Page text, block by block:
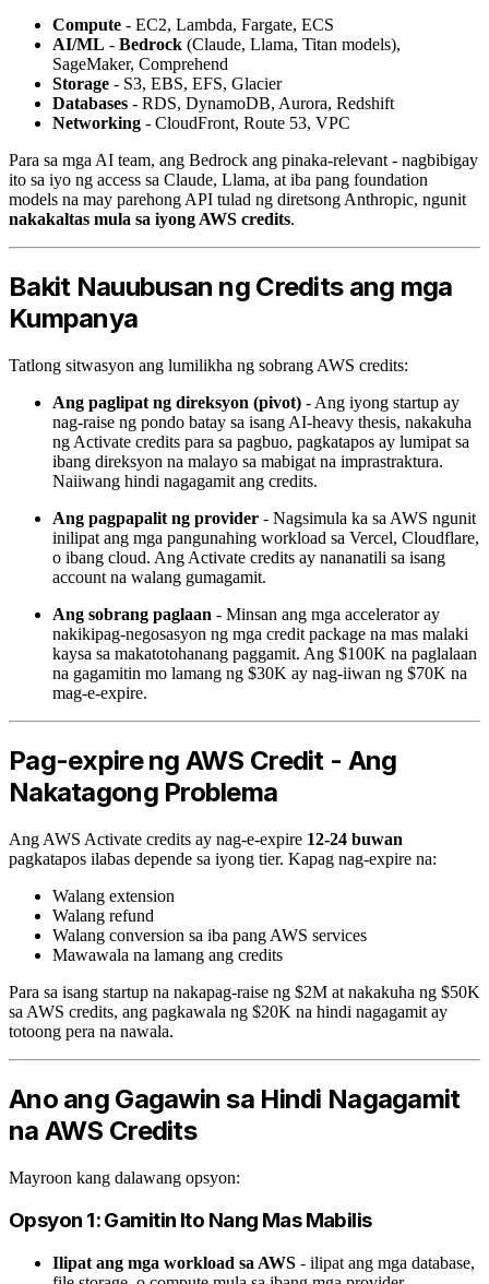
Compute - EC2, Lambda, Fargate, ECS
AI/ML - Bedrock (Claude, Llama, Titan models),
SageMaker, Comprehend
Storage - S3, EBS, EFS, Glacier
Databases - RDS, DynamoDB, Aurora, Redshift
Networking - CloudFront, Route 53, VPC
Para sa mga AI team, ang Bedrock ang pinaka-relevant - nagbibigay
ito sa iyo ng access sa Claude, Llama, at iba pang foundation
models na may parehong API tulad ng diretsong Anthropic, ngunit
nakakaltas mula sa iyong AWS credits.
Bakit Nauubusan ng Credits ang mga
Kumpanya
Tatlong sitwasyon ang lumilikha ng sobrang AWS credits:
Ang paglipat ng direksyon (pivot) - Ang iyong startup ay
nag-raise ng pondo batay sa isang AI-heavy thesis, nakakuha
ng Activate credits para sa pagbuo, pagkatapos ay lumipat sa
ibang direksyon na malayo sa mabigat na imprastraktura.
Naiiwang hindi nagagamit ang credits.
Ang pagpapalit ng provider - Nagsimula ka sa AWS ngunit
inilipat ang mga pangunahing workload sa Vercel, Cloudflare,
o ibang cloud. Ang Activate credits ay nananatili sa isang
account na walang gumagamit.
Ang sobrang paglaan - Minsan ang mga accelerator ay
nakikipag-negosasyon ng mga credit package na mas malaki
kaysa sa makatotohanang paggamit. Ang $100K na paglalaan
na gagamitin mo lamang ng $30K ay nag-iiwan ng $70K na
mag-e-expire.
Pag-expire ng AWS Credit - Ang
Nakatagong Problema
Ang AWS Activate credits ay nag-e-expire 12-24 buwan
pagkatapos ilabas depende sa iyong tier. Kapag nag-expire na:
Walang extension
Walang refund
Walang conversion sa iba pang AWS services
Mawawala na lamang ang credits
Para sa isang startup na nakapag-raise ng $2M at nakakuha ng $50K
sa AWS credits, ang pagkawala ng $20K na hindi nagagamit ay
totoong pera na nawala.
Ano ang Gagawin sa Hindi Nagagamit
na AWS Credits
Mayroon kang dalawang opsyon:
Opsyon 1: Gamitin Ito Nang Mas Mabilis
Ilipat ang mga workload sa AWS - ilipat ang mga database,